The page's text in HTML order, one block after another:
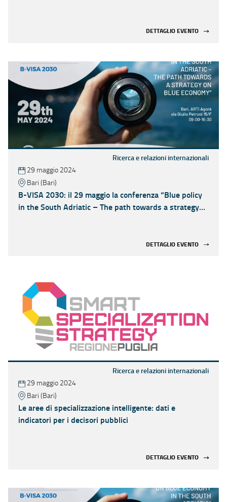
DETTAGLIO EVENTO
Ricerca e relazioni internazionali
29 maggio 2024
Bari (Bari)
B-VISA 2030: il 29 maggio la conferenza “Blue policy
in the South Adriatic – The path towards a strategy
DETTAGLIO EVENTO
Ricerca e relazioni internazionali
29 maggio 2024
Bari (Bari)
Le aree di specializzazione intelligente: dati e
indicatori per i decisori pubblici
DETTAGLIO EVENTO